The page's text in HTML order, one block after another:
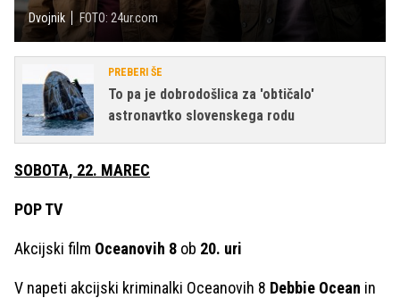
Dvojnik FOTO: 24ur.com
PREBERI ŠE
To pa je dobrodošlica za 'obtičalo'
astronavtko slovenskega rodu
SOBOTA, 22. MAREC
POP TV
Akcijski film Oceanovih 8 ob 20. uri
V napeti akcijski kriminalki Oceanovih 8 Debbie Ocean in